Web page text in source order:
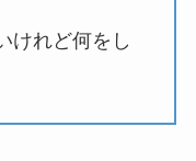
けれど何をし